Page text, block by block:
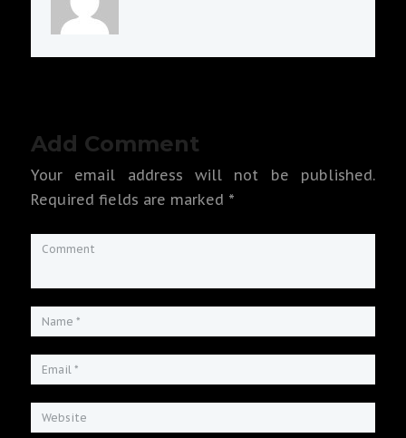
Add Comment
Your email address will not be published.
Required fields are marked *